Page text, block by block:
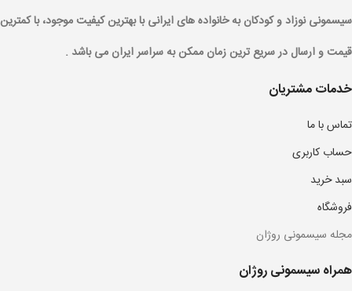
سیسمونی نوزاد و کودکان به خانواده های ایرانی با بهترین کیفیت موجود، با کمترین
قیمت و ارسال در سریع ترین زمان ممکن به سراسر ایران می باشد .
خدمات مشتریان
تماس با ما
حساب کاربری
سبد خرید
فروشگاه
مجله سیسمونی روژان
همراه سیسمونی روژان